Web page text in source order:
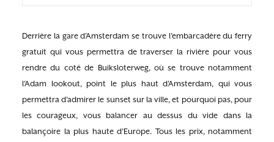
Derrière la gare d’Amsterdam se trouve l’embarcadère du ferry
gratuit qui vous permettra de traverser la rivière pour vous
rendre du coté de Buiksloterweg, où se trouve notamment
l’Adam lookout, point le plus haut d’Amsterdam, qui vous
permettra d’admirer le sunset sur la ville, et pourquoi pas, pour
les courageux, vous balancer au dessus du vide dans la
balançoire la plus haute d’Europe. Tous les prix, notamment